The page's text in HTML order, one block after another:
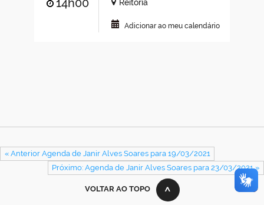
14h00 Reitoria
Adicionar ao meu calendário
« Anterior Agenda de Janir Alves Soares para 19/03/2021
Próximo: Agenda de Janir Alves Soares para 23/03/2021 »
VOLTAR AO TOPO